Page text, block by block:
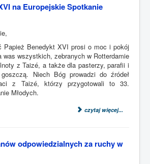
na Europejskie Spotkanie
Papież Benedykt XVI prosi o moc i pokój
was wszystkich, zebranych w Rotterdamie
z Taizé, a także dla pasterzy, parafii i
Niech Bóg prowadzi do źródeł
z Taizé, którzy przygotowali to 33.
Młodych.
czytaj więcej...
odpowiedzialnych za ruchy w